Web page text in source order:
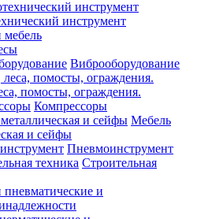
инструмент
мебель
Виброоборудование
помосты, ограждения.
Компрессоры
Мебель
и сейфы
Пневмоинструмент
Строительная